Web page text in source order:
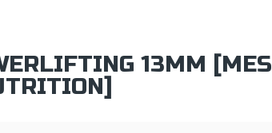
13MM [MES